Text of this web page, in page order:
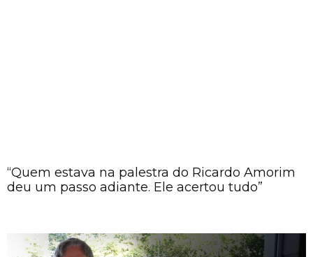
“Quem estava na palestra do Ricardo Amorim
deu um passo adiante. Ele acertou tudo”